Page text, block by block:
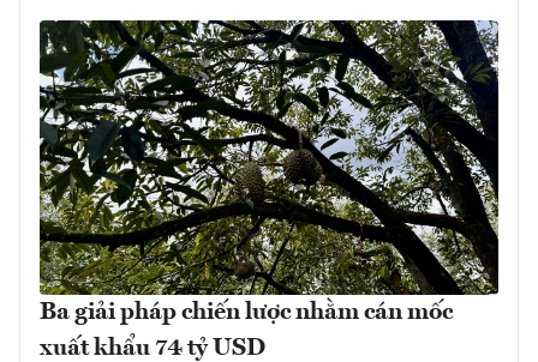
Ba giải pháp chiến lược nhằm cán mốc
xuất khẩu 74 tỷ USD